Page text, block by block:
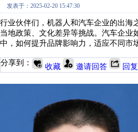
发表于：2025-02-20 15:47:30
行业伙伴们，机器人和汽车企业的出海
当地政策、文化差异等挑战。汽车企业
中，如何提升品牌影响力，适应不同市
分享到： 收藏 邀请回答 回